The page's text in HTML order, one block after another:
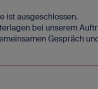
ist ausgeschlossen.
bei unserem
Gespräch